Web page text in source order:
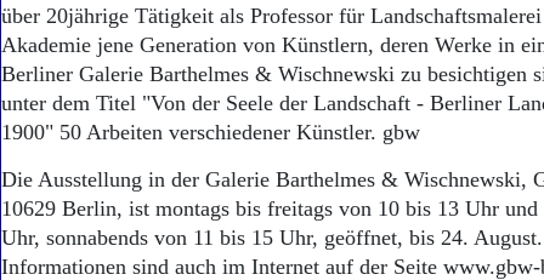
über 20jährige Tätigkeit als Professor für
Akademie jene Generation von Künstlern, deren Werke in
Berliner Galerie Barthelmes & Wischnewski zu besichtigen
unter dem Titel "Von der Seele der Landschaft - Berliner
1900" 50 Arbeiten verschiedener Künstler. gbw
Die Ausstellung in der Galerie Barthelmes & Wischnewski,
10629 Berlin, ist montags bis freitags von 10 bis 13 Uhr
Uhr, sonnabends von 11 bis 15 Uhr, geöffnet, bis 24.
Informationen sind auch im Internet auf der Seite